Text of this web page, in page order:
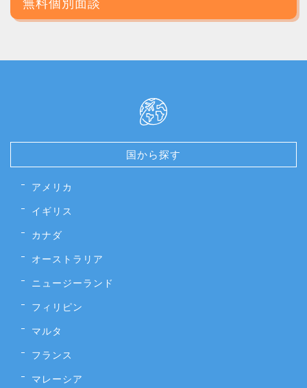
国から探す
アメリカ
イギリス
カナダ
オーストラリア
ニュージーランド
フィリピン
マルタ
フランス
マレーシア